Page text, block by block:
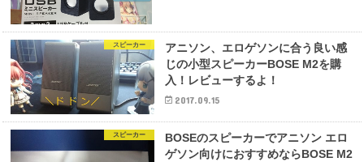
スピーカー
アニソン、エロゲソンに合う良い感
じの小型スピーカーBOSE M2を購
入！レビューするよ！
2017.09.15
スピーカー
BOSEのスピーカーでアニソン エロ
ゲソン向けにおすすめならBOSE M2